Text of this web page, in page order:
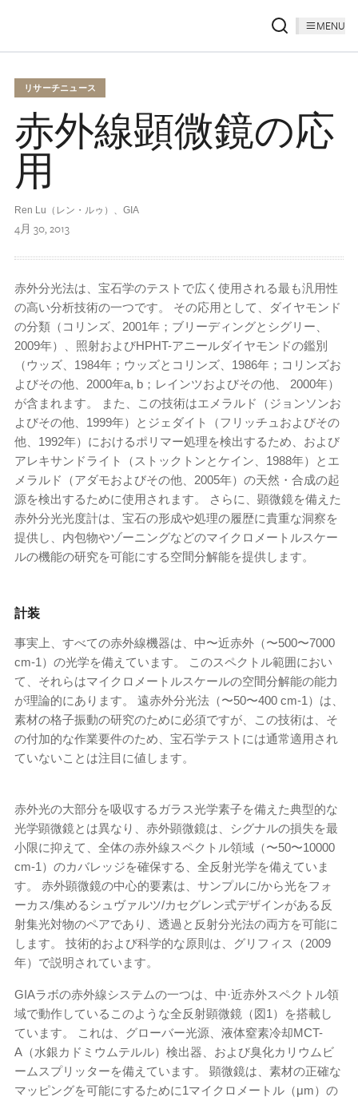
MENU
リサーチニュース
赤外線顕微鏡の応
用
Ren Lu（レン・ルゥ）、GIA
4月 30, 2013
赤外分光法は、宝石学のテストで広く使用される最も汎用性
の高い分析技術の一つです。 その応用として、ダイヤモンド
の分類（コリンズ、2001年；ブリーディングとシグリー、
2009年）、照射およびHPHT-アニールダイヤモンドの鑑別
（ウッズ、1984年；ウッズとコリンズ、1986年；コリンズお
よびその他、2000年a, b；レインツおよびその他、 2000年）
が含まれます。 また、この技術はエメラルド（ジョンソンお
よびその他、1999年）とジェダイト（フリッチュおよびその
他、1992年）におけるポリマー処理を検出するため、および
アレキサンドライト（ストックトンとケイン、1988年）とエ
メラルド（アダモおよびその他、2005年）の天然・合成の起
源を検出するために使用されます。 さらに、顕微鏡を備えた
赤外分光光度計は、宝石の形成や処理の履歴に貴重な洞察を
提供し、内包物やゾーニングなどのマイクロメートルスケー
ルの機能の研究を可能にする空間分解能を提供します。
計装
事実上、すべての赤外線機器は、中〜近赤外（〜500〜7000
cm-1 ）の光学を備えています。 このスペクトル範囲におい
て、それらはマイクロメートルスケールの空間分解能の能力
が理論的にあります。 遠赤外分光法（〜50〜400 cm-1 ）は、
素材の格子振動の研究のために必須ですが、この技術は、そ
の付加的な作業要件のため、宝石学テストには通常適用され
ていないことは注目に値します。
赤外光の大部分を吸収するガラス光学素子を備えた典型的な
光学顕微鏡とは異なり、赤外顕微鏡は、シグナルの損失を最
小限に抑えて、全体の赤外線スペクトル領域（〜50〜10000
cm-1 ）のカバレッジを確保する、全反射光学を備えていま
す。 赤外顕微鏡の中心的要素は、サンプルに/から光をフォ
ーカス/集めるシュヴァルツ/カセグレン式デザインがある反
射集光対物のペアであり、透過と反射分光法の両方を可能に
します。 技術的および科学的な原則は、グリフィス（2009
年）で説明されています。
GIAラボの赤外線システムの一つは、中·近赤外スペクトル領
域で動作しているこのような全反射顕微鏡（図1）を搭載し
ています。 これは、グローバー光源、液体窒素冷却MCT-
A（水銀カドミウムテルル）検出器、および臭化カリウムビ
ームスプリッターを備えています。 顕微鏡は、素材の正確な
マッピングを可能にするために1マイクロメートル（μm）の